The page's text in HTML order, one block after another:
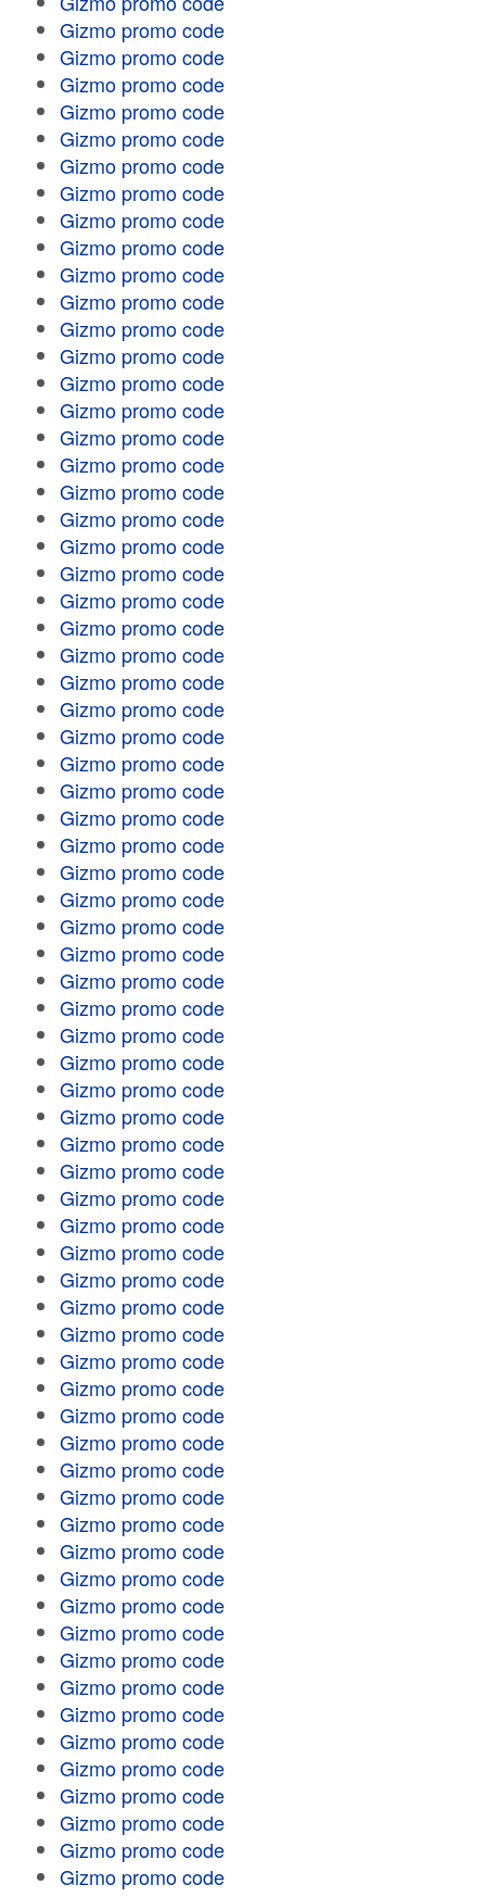
Gizmo promo code
Gizmo promo code
Gizmo promo code
Gizmo promo code
Gizmo promo code
Gizmo promo code
Gizmo promo code
Gizmo promo code
Gizmo promo code
Gizmo promo code
Gizmo promo code
Gizmo promo code
Gizmo promo code
Gizmo promo code
Gizmo promo code
Gizmo promo code
Gizmo promo code
Gizmo promo code
Gizmo promo code
Gizmo promo code
Gizmo promo code
Gizmo promo code
Gizmo promo code
Gizmo promo code
Gizmo promo code
Gizmo promo code
Gizmo promo code
Gizmo promo code
Gizmo promo code
Gizmo promo code
Gizmo promo code
Gizmo promo code
Gizmo promo code
Gizmo promo code
Gizmo promo code
Gizmo promo code
Gizmo promo code
Gizmo promo code
Gizmo promo code
Gizmo promo code
Gizmo promo code
Gizmo promo code
Gizmo promo code
Gizmo promo code
Gizmo promo code
Gizmo promo code
Gizmo promo code
Gizmo promo code
Gizmo promo code
Gizmo promo code
Gizmo promo code
Gizmo promo code
Gizmo promo code
Gizmo promo code
Gizmo promo code
Gizmo promo code
Gizmo promo code
Gizmo promo code
Gizmo promo code
Gizmo promo code
Gizmo promo code
Gizmo promo code
Gizmo promo code
Gizmo promo code
Gizmo promo code
Gizmo promo code
Gizmo promo code
Gizmo promo code
Gizmo promo code